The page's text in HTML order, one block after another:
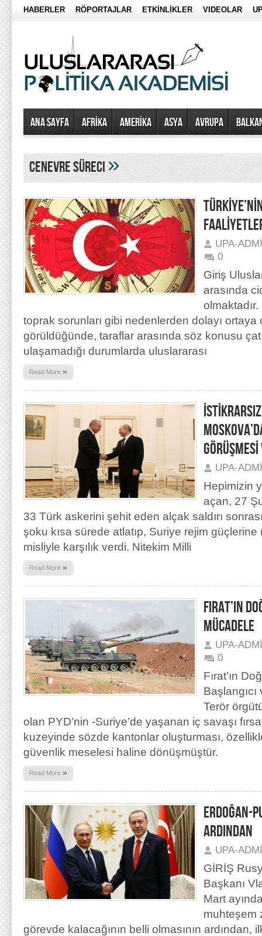
HABERLER RÖPORTAJLAR ETKİNLİKLER VIDEOLAR
Ana Sayfa AFRİKA AMERİKA ASYA AVRUPA
cenevre süreci»
UPA-
0
Giriş
arasında
toprak sorunları gibi nedenlerden dolayı ortaya
görüldüğünde, taraflar arasında söz konusu
ulaşamadığı durumlarda uluslararası
Read More »
UPA-
Hepimizin
açan, 27
33 Türk askerini şehit eden alçak saldırı
şoku kısa sürede atlatıp, Suriye rejim
misliyle karşılık verdi. Nitekim Milli
Read More »
FIRAT’IN
MÜCADELE
UPA-
0
Fırat’ın
Terör
olan PYD’nin -Suriye’de yaşanan iç savaşı
kuzeyinde sözde kantonlar oluşturması,
güvenlik meselesi haline dönüşmüştür.
Read More »
ERDOĞAN-
ARDINDAN
UPA-
GİRİŞ
Başkanı
Mart
muhteşem
görevde kalacağının belli olmasının ardından,